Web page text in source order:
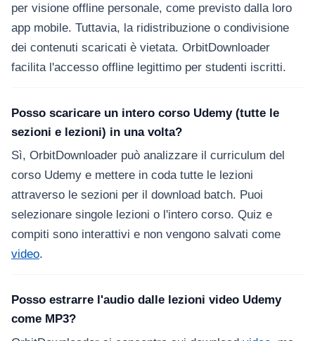
per visione offline personale, come previsto dalla loro
app mobile. Tuttavia, la ridistribuzione o condivisione
dei contenuti scaricati è vietata. OrbitDownloader
facilita l'accesso offline legittimo per studenti iscritti.
Posso scaricare un intero corso Udemy (tutte le
sezioni e lezioni) in una volta?
Sì, OrbitDownloader può analizzare il curriculum del
corso Udemy e mettere in coda tutte le lezioni
attraverso le sezioni per il download batch. Puoi
selezionare singole lezioni o l'intero corso. Quiz e
compiti sono interattivi e non vengono salvati come
video.
Posso estrarre l'audio dalle lezioni video Udemy
come MP3?